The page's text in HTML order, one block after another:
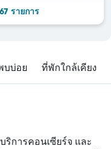
รายการ
บบ่อย ที่พักใกล้เคียง
การคอนเซียร์จ และ